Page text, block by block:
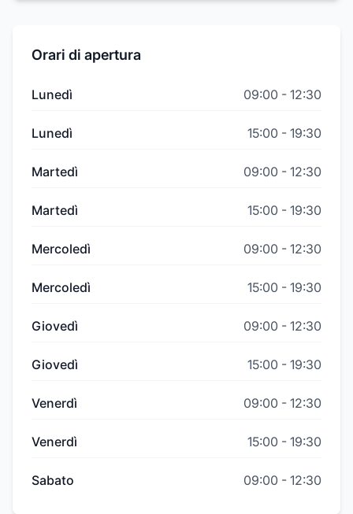
Orari di apertura
Lunedì 09:00 - 12:30
Lunedì 15:00 - 19:30
Martedì 09:00 - 12:30
Martedì 15:00 - 19:30
Mercoledì 09:00 - 12:30
Mercoledì 15:00 - 19:30
Giovedì 09:00 - 12:30
Giovedì 15:00 - 19:30
Venerdì 09:00 - 12:30
Venerdì 15:00 - 19:30
Sabato 09:00 - 12:30